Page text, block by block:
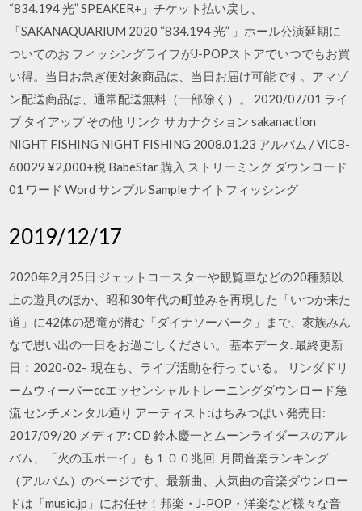
“834.194 光” SPEAKER+」チケット払い戻し、
「SAKANAQUARIUM 2020 “834.194 光” 」ホール公演延期に
ついてのお フィッシングライフがJ-POPストアでいつでもお買
い得。当日お急ぎ便対象商品は、当日お届け可能です。アマゾ
ン配送商品は、通常配送無料（一部除く）。 2020/07/01 ライ
ブ タイアップ その他 リンク サカナクション sakanaction
NIGHT FISHING NIGHT FISHING 2008.01.23 アルバム / VICB-
60029 ¥2,000+税 BabeStar 購入 ストリーミング ダウンロード
01 ワード Word サンプル Sample ナイトフィッシング
2019/12/17
2020年2月25日 ジェットコースターや観覧車などの20種類以
上の遊具のほか、昭和30年代の町並みを再現した「いつか来た
道」に42体の恐竜が潜む「ダイナソーパーク」まで、家族みん
なで思い出の一日をお過ごしください。 基本データ. 最終更新
日：2020-02- 現在も、ライブ活動を行っている。 リンダドリ
ームウィーバーccエッセンシャルトレーニングダウンロード急
流 センチメンタル通り アーティスト:はちみつぱい 発売日:
2017/09/20 メディア: CD 鈴木慶一とムーンライダースのアル
バム、「火の玉ボーイ」も１００兆回 月間音楽ランキング
（アルバム）のページです。最新曲、人気曲の音楽ダウンロー
ドは「music.jp」にお任せ！邦楽・J-POP・洋楽など様々な音